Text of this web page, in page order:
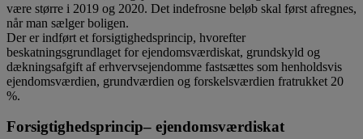
være større i 2019 og 2020. Det indefrosne beløb skal først afregnes,
når man sælger boligen.
Der er indført et forsigtighedsprincip, hvorefter
beskatningsgrundlaget for ejendomsværdiskat, grundskyld og
dækningsafgift af erhvervsejendomme fastsættes som henholdsvis
ejendomsværdien, grundværdien og forskelsværdien fratrukket 20
%.
Forsigtighedsprincip– ejendomsværdiskat